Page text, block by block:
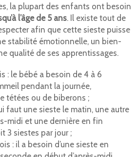
la plupart des enfants ont besoin
l’âge de 5 ans. Il existe tout de
afin que cette sieste puisse
stabilité émotionnelle, un bien-
qualité de ses apprentissages.
: le bébé a besoin de 4 à 6
pendant la journée,
tétées ou de biberons ;
faut une sieste le matin, une autre
midi et une dernière en fin
3 siestes par jour ;
: il a besoin d’une sieste en